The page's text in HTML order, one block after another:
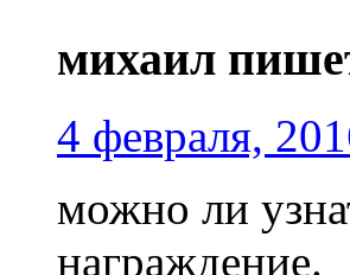
михаил
4 февраля,
можно ли
награждение.